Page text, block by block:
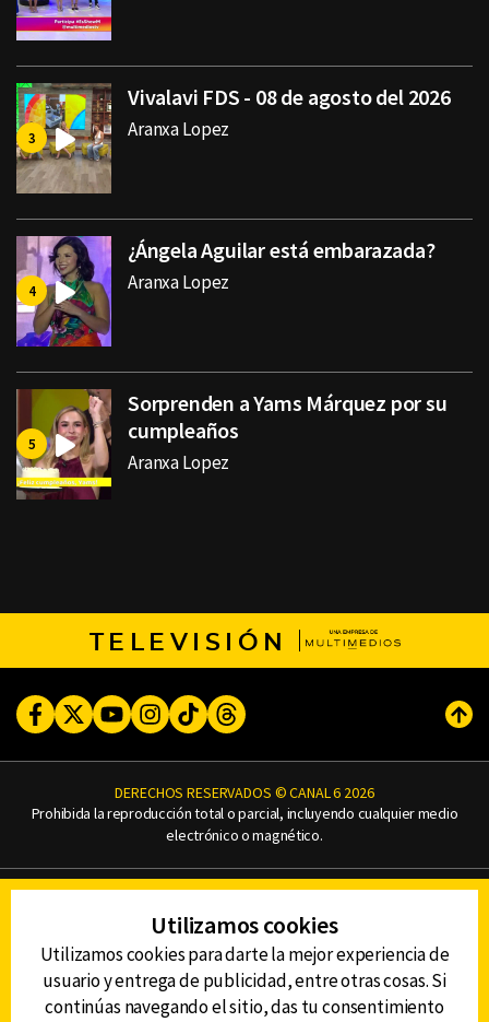
Vivalavi FDS - 08 de agosto del 2026
Aranxa Lopez
¿Ángela Aguilar está embarazada?
Aranxa Lopez
Sorprenden a Yams Márquez por su
cumpleaños
Aranxa Lopez
TELEVISIÓN
FacebookTwitterYoutubeInstagram
TikTokThreads
DERECHOS RESERVADOS © CANAL 6 2026
Prohibida la reproducción total o parcial, incluyendo cualquier medio
electrónico o magnético.
AVISO DE PRIVACIDAD
AVISO LEGAL
DEFENSORÍA DE LAS AUDIENCIAS
Utilizamos cookies
Utilizamos cookies para darte la mejor experiencia de
usuario y entrega de publicidad, entre otras cosas. Si
continúas navegando el sitio, das tu consentimiento